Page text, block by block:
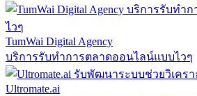
TumWai Digital Agency
บริการรับทำการตลาดออนไลน์แบบไวๆ
Ultromate.ai